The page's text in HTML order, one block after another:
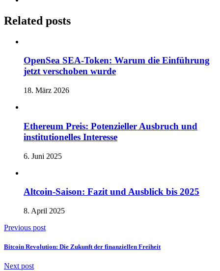
Related posts
OpenSea SEA-Token: Warum die Einführung
jetzt verschoben wurde
18. März 2026
Ethereum Preis: Potenzieller Ausbruch und
institutionelles Interesse
6. Juni 2025
Altcoin-Saison: Fazit und Ausblick bis 2025
8. April 2025
Previous post
Bitcoin Revolution: Die Zukunft der finanziellen Freiheit
Next post